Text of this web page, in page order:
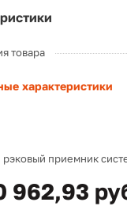
товара
характеристики
приемник
962,93